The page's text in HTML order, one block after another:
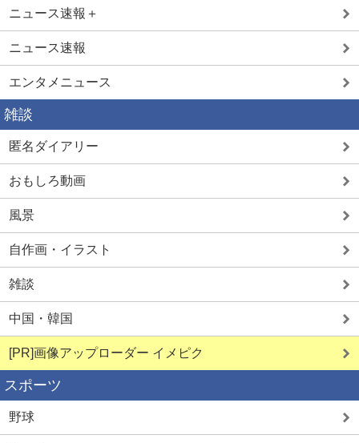
ニュース速報＋
ニュース速報
エンタメニュース
雑談
匿名ダイアリー
おもしろ動画
風景
自作画・イラスト
雑談
中国・韓国
[PR]画像アップローダー イメピク
スポーツ
野球